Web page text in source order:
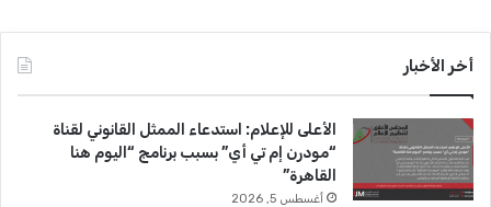
س
و
ك
T
u
ق
أخر الأخبار
الأعلى للإعلام: استدعاء الممثل القانوني لقناة
“مودرن إم تي أي” بسبب برنامج “اليوم هنا
القاهرة”
أغسطس 5, 2026